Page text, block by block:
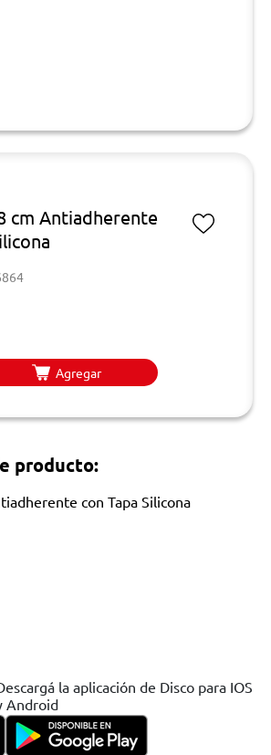
cm Antiadherente
Agregar
producto:
con Tapa Silicona
la aplicación de Disco para IOS
Android